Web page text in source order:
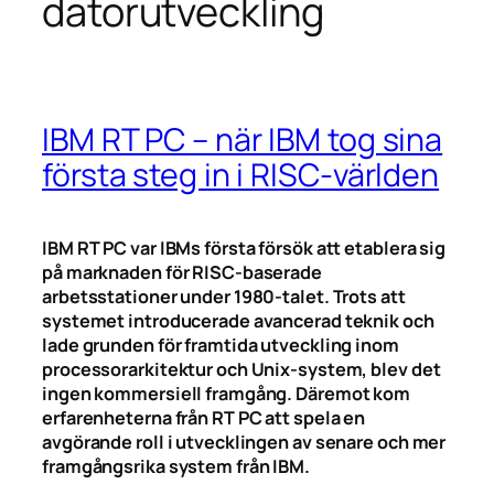
datorutveckling
IBM RT PC – när IBM tog sina
första steg in i RISC-världen
IBM RT PC var IBMs första försök att etablera sig
på marknaden för RISC-baserade
arbetsstationer under 1980-talet. Trots att
systemet introducerade avancerad teknik och
lade grunden för framtida utveckling inom
processorarkitektur och Unix-system, blev det
ingen kommersiell framgång. Däremot kom
erfarenheterna från RT PC att spela en
avgörande roll i utvecklingen av senare och mer
framgångsrika system från IBM.